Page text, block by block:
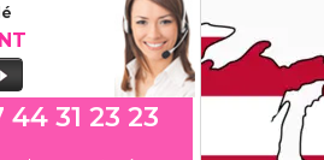
44 31 23 23